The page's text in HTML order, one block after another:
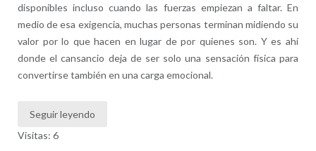
disponibles incluso cuando las fuerzas empiezan a faltar. En
medio de esa exigencia, muchas personas terminan midiendo su
valor por lo que hacen en lugar de por quienes son. Y es ahí
donde el cansancio deja de ser solo una sensación física para
convertirse también en una carga emocional.
Seguir leyendo
Visitas: 6